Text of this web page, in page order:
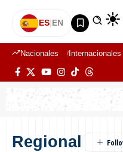
ES|EN
Nacionales Internacionales
Regional